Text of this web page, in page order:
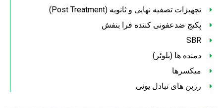
تجهیزات تصفیه نهایی و ثانویه (Post Treatment)
پکیج ضدعفونی کننده فرا بنفش
SBR
دمنده ها (بلوئر)
میکسرها
رزین های تبادل یونی